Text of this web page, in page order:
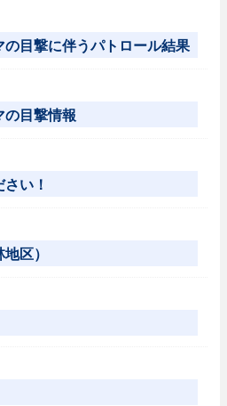
の目撃に伴うパトロール結果
の目撃情報
い！
区）